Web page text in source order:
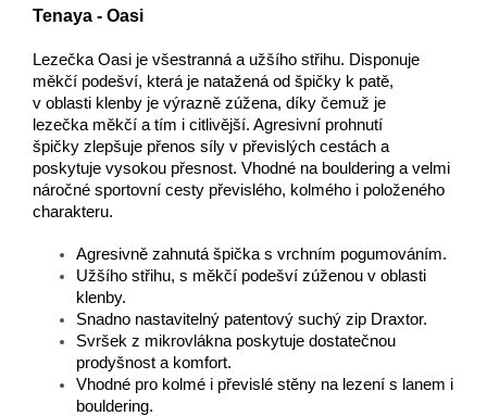
Tenaya - Oasi
Lezečka Oasi je všestranná a užšího střihu. Disponuje
měkčí podešví, která je natažená od špičky k patě,
v oblasti klenby je výrazně zúžena, díky čemuž je
lezečka měkčí a tím i citlivější. Agresivní prohnutí
špičky zlepšuje přenos síly v převislých cestách a
poskytuje vysokou přesnost. Vhodné na bouldering a velmi
náročné sportovní cesty převislého, kolmého i položeného
charakteru.
Agresivně zahnutá špička s vrchním pogumováním.
Užšího střihu, s měkčí podešví zúženou v oblasti
klenby.
Snadno nastavitelný patentový suchý zip Draxtor.
Svršek z mikrovlákna poskytuje dostatečnou
prodyšnost a komfort.
Vhodné pro kolmé i převislé stěny na lezení s lanem i
bouldering.